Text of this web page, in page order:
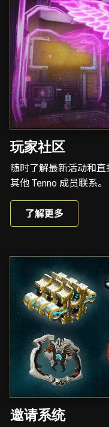
玩家社区
随时了解最新活动和
其他 Tenno 成员联系。
了解更多
邀请系统